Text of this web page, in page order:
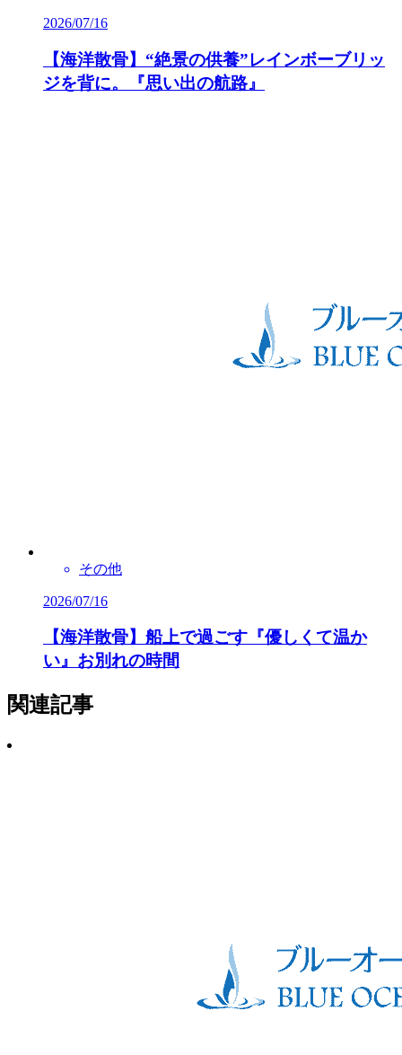
2026/07/16
【海洋散骨】“絶景の供養”レインボーブリッ
ジを背に。『思い出の航路』
その他
2026/07/16
【海洋散骨】船上で過ごす『優しくて温か
い』お別れの時間
関連記事